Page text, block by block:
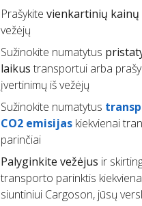
Prašykite vienkartinių kainų
vežėjų
Sužinokite numatytus
laikus transportui arba
įvertinimų iš vežėjų
Sužinokite numatytus
CO2 emisijas kiekvienai
parinčiai
Palyginkite vežėjus ir
transporto parinktis
siuntiniui Cargoson, jūsų